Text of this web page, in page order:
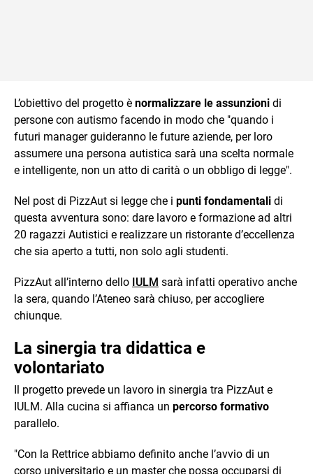
L’obiettivo del progetto è normalizzare le assunzioni di
persone con autismo facendo in modo che "quando i
futuri manager guideranno le future aziende, per loro
assumere una persona autistica sarà una scelta normale
e intelligente, non un atto di carità o un obbligo di legge".
Nel post di PizzAut si legge che i punti fondamentali di
questa avventura sono: dare lavoro e formazione ad altri
20 ragazzi Autistici e realizzare un ristorante d’eccellenza
che sia aperto a tutti, non solo agli studenti.
PizzAut all’interno dello IULM sarà infatti operativo anche
la sera, quando l’Ateneo sarà chiuso, per accogliere
chiunque.
La sinergia tra didattica e
volontariato
Il progetto prevede un lavoro in sinergia tra PizzAut e
IULM. Alla cucina si affianca un percorso formativo
parallelo.
"Con la Rettrice abbiamo definito anche l’avvio di un
corso universitario e un master che possa occuparsi di